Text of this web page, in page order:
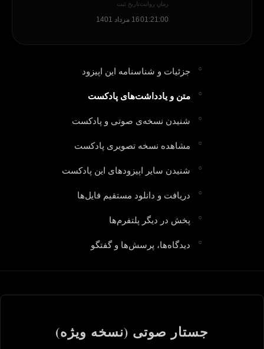
زمانِ روایت
01:21:00
تاریخِ ثبت
16 مرداد 1401
جزئیات و شناسنامه این اپیزود
متن و یادداشت‌های پادکست
شنیدن نسخه‌ی صوتی و پادکست
مشاهده نسخه تصویری پادکست
شنیدن سایر اپیزودهای این پادکست
دریافت و دانلود مستقیم فایل‌ها
پخش در دیگر پلتفرم‌ها
دیدگاه‌ها، پرسش‌ها و گفتگو
جستار صوتی (نسخه ویژه)